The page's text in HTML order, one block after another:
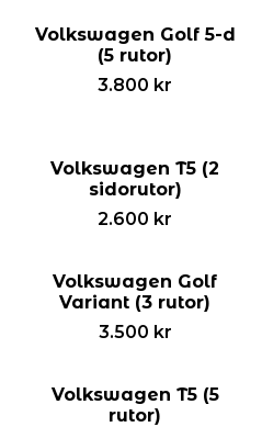
Volkswagen Golf 5-d
(5 rutor)
3.800 kr
Volkswagen T5 (2
sidorutor)
2.600 kr
Volkswagen Golf
Variant (3 rutor)
3.500 kr
Volkswagen T5 (5
rutor)